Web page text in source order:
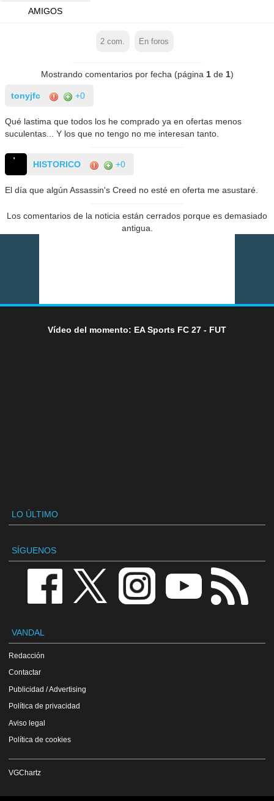
AMIGOS
2 com. En foros
Mostrando comentarios por fecha (página 1de 1)
tonyjfc +0
Qué lastima que todos los he comprado ya en ofertas menos
suculentas... Y los que no tengo no me interesan tanto.
HISTORICO +0
El día que algún Assassin's Creed no esté en oferta me asustaré.
Los comentarios de la noticia están cerrados porque es demasiado
antigua.
Vídeo del momento: EA Sports FC 27 - FUT
LO ÚLTIMO
SÍGUENOS
VANDAL
Redacción
Contactar
Publicidad / Advertising
Política de privacidad
Aviso legal
Política de cookies
VGChartz